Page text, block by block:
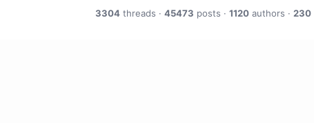
3304 threads · 45473 posts · 1120 authors · 230